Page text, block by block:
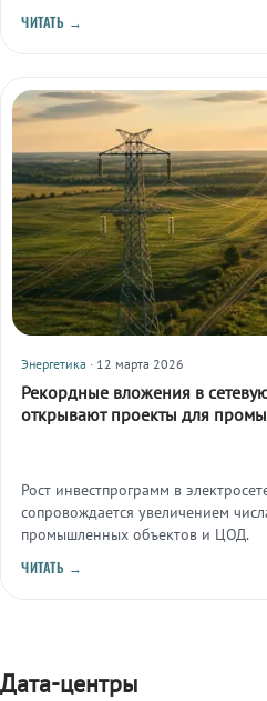
электрораспределения, в том
ЧИТАТЬ →
Энергетика · 12 марта 2026
Рекордные вложения в
открывают проекты для
Рост инвестпрограмм в
сопровождается увеличением
промышленных объектов и ЦОД.
ЧИТАТЬ →
Дата-центры